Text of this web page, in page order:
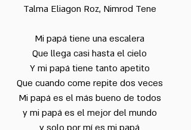
Talma Eliagon Roz, Nimrod Tene
Mi papá tiene una escalera
Que llega casi hasta el cielo
Y mi papá tiene tanto apetito
Que cuando come repite dos veces
Mi papá es el más bueno de todos
y mi papá es el mejor del mundo
y solo por mí es mi papá